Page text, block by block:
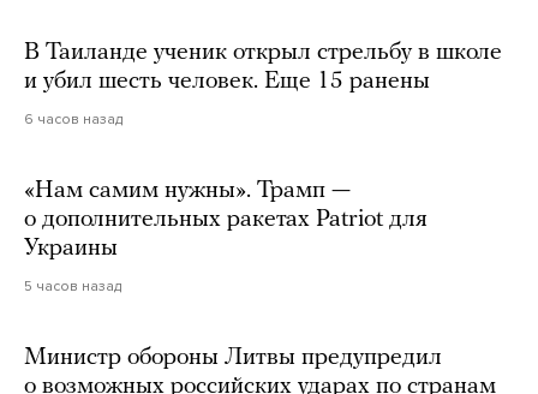
В Таиланде ученик открыл стрельбу в школе
и убил шесть человек. Еще 15 ранены
6 часов назад
«Нам самим нужны». Трамп —
о дополнительных ракетах Patriot для
Украины
5 часов назад
Министр обороны Литвы предупредил
о возможных российских ударах по странам